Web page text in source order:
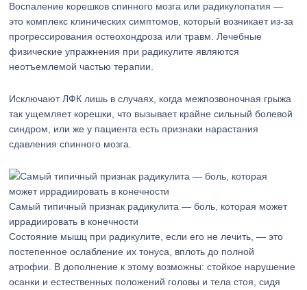
Воспаление корешков спинного мозга или радикулопатия —
это комплекс клинических симптомов, который возникает из-за
прогрессирования остеохондроза или травм. Лечебные
физические упражнения при радикулите являются
неотъемлемой частью терапии.
Исключают ЛФК лишь в случаях, когда межпозвоночная грыжа
так ущемляет корешки, что вызывает крайне сильный болевой
синдром, или же у пациента есть признаки нарастания
сдавления спинного мозга.
Самый типичный признак радикулита — боль, которая может
иррадиировать в конечности
Состояние мышц при радикулите, если его не лечить, — это
постепенное ослабление их тонуса, вплоть до полной
атрофии. В дополнение к этому возможны: стойкое нарушение
осанки и естественных положений головы и тела стоя, сидя